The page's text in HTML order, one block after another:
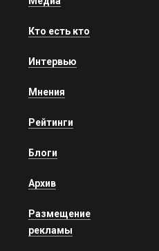
Кто есть кто
Интервью
Мнения
Рейтинги
Блоги
Архив
Размещение
рекламы